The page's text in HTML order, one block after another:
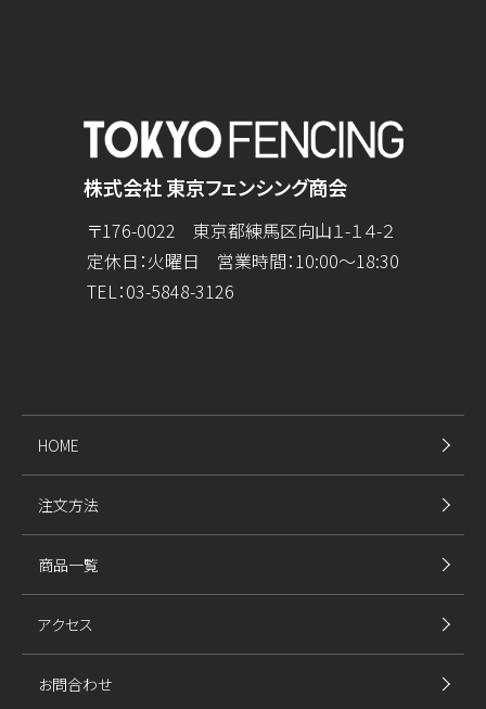
株式会社 東京フェンシング商会
〒176-0022 東京都練馬区向山１-１４-２
定休日：火曜日 営業時間：10:00～18:30
TEL：03-5848-3126
HOME
注文方法
商品一覧
アクセス
お問合わせ